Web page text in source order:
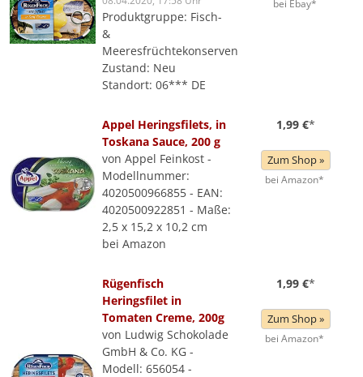
Produktgruppe: Fisch-
&
Meeresfrüchtekonserven
Zustand: Neu
Standort: 06*** DE
bei Ebay*
Appel Heringsfilets, in
Toskana Sauce, 200 g
von Appel Feinkost -
Modellnummer:
4020500966855 - EAN:
4020500922851 - Maße:
2,5 x 15,2 x 10,2 cm
bei Amazon
1,99 €*
Zum Shop »
bei Amazon*
Rügenfisch
Heringsfilet in
Tomaten Creme, 200g
von Ludwig Schokolade
GmbH & Co. KG -
Modell: 656054 -
1,99 €*
Zum Shop »
bei Amazon*